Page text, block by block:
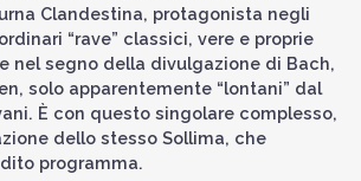
Clandestina, protagonista negli
“rave” classici, vere e proprie
nel segno della divulgazione di Bach,
solo apparentemente “lontani” dal
È con questo singolare complesso,
dello stesso Sollima, che
programma.